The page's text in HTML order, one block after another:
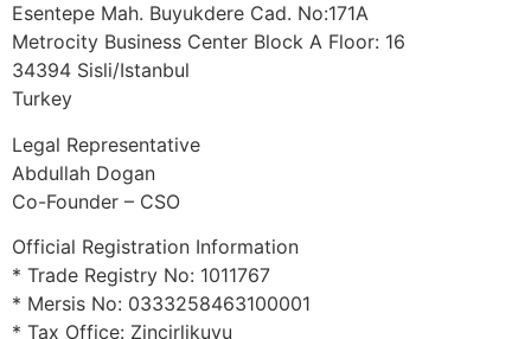
Esentepe Mah. Buyukdere Cad. No:171A
Metrocity Business Center Block A Floor: 16
34394 Sisli/Istanbul
Turkey
Legal Representative
Abdullah Dogan
Co-Founder – CSO
Official Registration Information
* Trade Registry No: 1011767
* Mersis No: 0333258463100001
* Tax Office: Zincirlikuyu